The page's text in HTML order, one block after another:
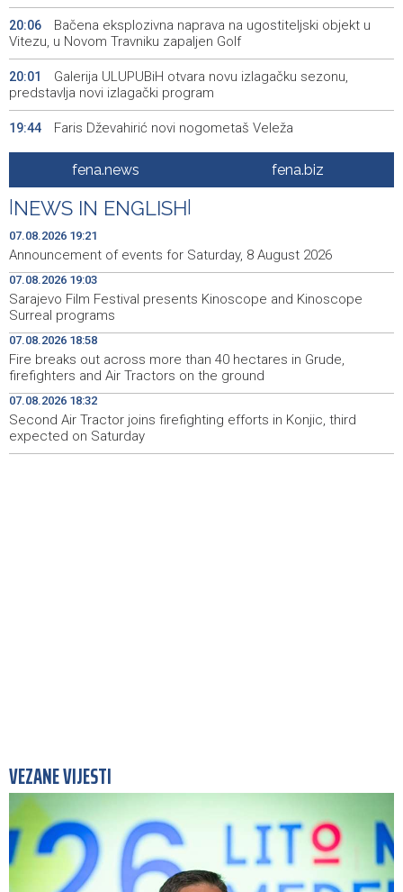
20:06
Bačena eksplozivna naprava na ugostiteljski objekt u
Vitezu, u Novom Travniku zapaljen Golf
20:01
Galerija ULUPUBiH otvara novu izlagačku sezonu,
predstavlja novi izlagački program
19:44 Faris Dževahirić novi nogometaš Veleža
Announcement of events for Saturday, 8 August 2026
19:10
Rudari Milanovića ubijedili da ode kući, Memčić se već
ponovo vratio u jamu 'Raspotočje'
19:03
Sarajevo Film Festival presents Kinoscope and
19:00 Najave događaja za 8. 8. 2026. godine (subota)
18:58
Fire breaks out across more than 40 hectares in Grude,
firefighters and Air Tractors on the ground
18:55
Zelenski doputovao u Beograd, sutra sastanak s
Vučićem
fena.news fena.biz
NEWS IN ENGLISH
07.08.2026 19:21
Announcement of events for Saturday, 8 August 2026
07.08.2026 19:03
Sarajevo Film Festival presents Kinoscope and Kinoscope
Surreal programs
07.08.2026 18:58
Fire breaks out across more than 40 hectares in Grude,
firefighters and Air Tractors on the ground
07.08.2026 18:32
Second Air Tractor joins firefighting efforts in Konjic, third
expected on Saturday
VEZANE VIJESTI